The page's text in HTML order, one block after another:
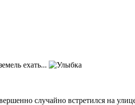
ехать...
случайно встретился на